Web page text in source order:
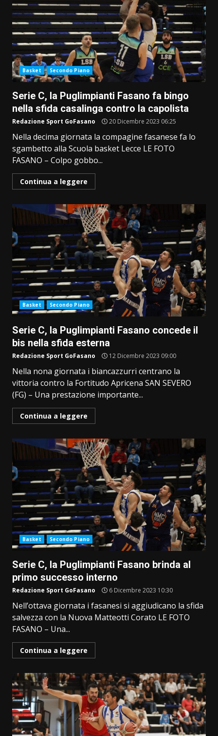
Basket Secondo Piano
Serie C, la Puglimpianti Fasano fa bingo
nella sfida casalinga contro la capolista
Redazione Sport GoFasano 20 Dicembre 2023 06:25
Nella decima giornata la compagine fasanese fa lo
sgambetto alla Scuola basket Lecce LE FOTO
FASANO – Colpo gobbo...
Continua a leggere
Basket Secondo Piano
Serie C, la Puglimpianti Fasano concede il
bis nella sfida esterna
Redazione Sport GoFasano 12 Dicembre 2023 09:00
Nella nona giornata i biancazzurri centrano la
vittoria contro la Fortitudo Apricena SAN SEVERO
(FG) – Una prestazione importante...
Continua a leggere
Basket Secondo Piano
Serie C, la Puglimpianti Fasano brinda al
primo successo interno
Redazione Sport GoFasano 6 Dicembre 2023 10:30
Nell’ottava giornata i fasanesi si aggiudicano la sfida
salvezza con la Nuova Matteotti Corato LE FOTO
FASANO – Una...
Continua a leggere